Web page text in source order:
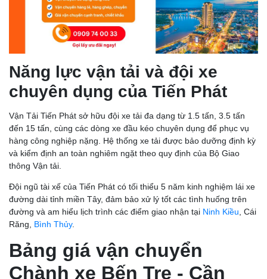
Năng lực vận tải và đội xe
chuyên dụng của Tiến Phát
Vận Tải Tiến Phát sở hữu đội xe tải đa dạng từ 1.5 tấn, 3.5 tấn
đến 15 tấn, cùng các dòng xe đầu kéo chuyên dụng để phục vụ
hàng công nghiệp nặng. Hệ thống xe tải được bảo dưỡng định kỳ
và kiểm định an toàn nghiêm ngặt theo quy định của Bộ Giao
thông Vận tải.
Đội ngũ tài xế của Tiến Phát có tối thiểu 5 năm kinh nghiệm lái xe
đường dài tỉnh miền Tây, đảm bảo xử lý tốt các tình huống trên
đường và am hiểu lịch trình các điểm giao nhận tại Ninh Kiều , Cái
Răng, Bình Thủy.
Bảng giá vận chuyển
Chành xe Bến Tre - Cần